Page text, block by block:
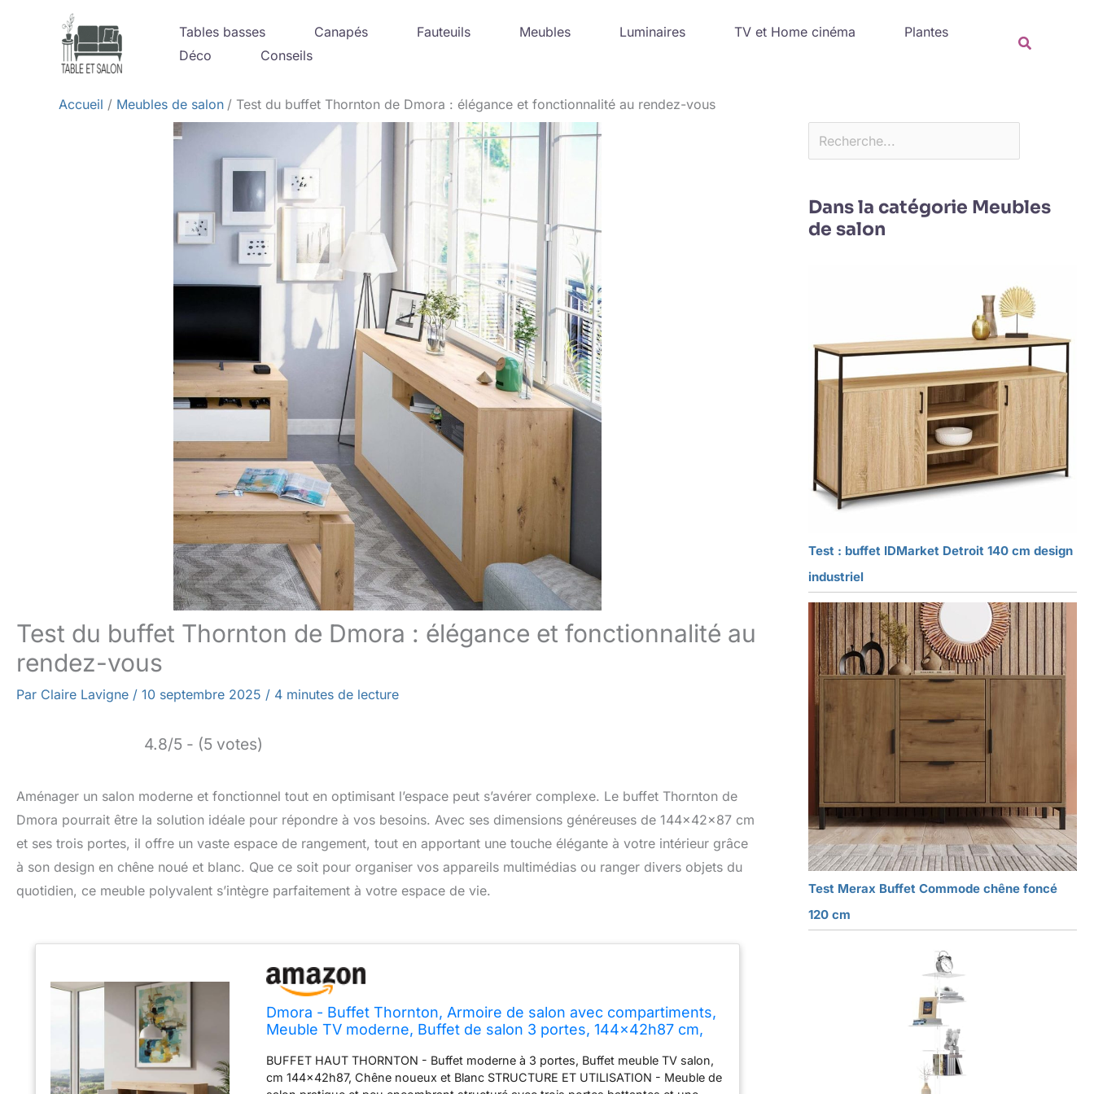
Tables basses Canapés Fauteuils Meubles Luminaires TV et Home cinéma
Plantes
Déco
Conseils
Accueil Meubles de salon Test du buffet Thornton de Dmora : élégance et fonctionnalité au rendez-vous
Test du buffet Thornton de Dmora : élégance et fonctionnalité au
rendez-vous
Par Claire Lavigne / 10 septembre 2025 / 4 minutes de lecture
4.8/5 - (5 votes)
Aménager un salon moderne et fonctionnel tout en optimisant l’espace peut s’avérer complexe. Le buffet Thornton de
Dmora pourrait être la solution idéale pour répondre à vos besoins. Avec ses dimensions généreuses de 144x42x87 cm
et ses trois portes, il offre un vaste espace de rangement, tout en apportant une touche élégante à votre intérieur grâce
à son design en chêne noué et blanc. Que ce soit pour organiser vos appareils multimédias ou ranger divers objets du
quotidien, ce meuble polyvalent s’intègre parfaitement à votre espace de vie.
Dmora - Buffet Thornton, Armoire de salon avec compartiments,
Meuble TV moderne, Buffet de salon 3 portes, 144x42h87 cm,
BUFFET HAUT THORNTON - Buffet moderne à 3 portes, Buffet meuble TV salon,
cm 144x42h87, Chêne noueux et Blanc STRUCTURE ET UTILISATION - Meuble de
Dans la catégorie Meubles
de salon
Test : buffet IDMarket Detroit 140 cm design
industriel
Test Merax Buffet Commode chêne foncé
120 cm